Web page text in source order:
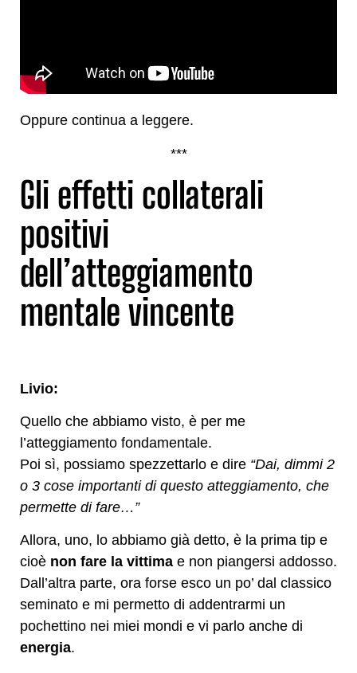
Oppure continua a leggere.
***
Gli effetti collaterali
positivi
dell’atteggiamento
mentale vincente
Livio:
Quello che abbiamo visto, è per me
l’atteggiamento fondamentale.
Poi sì, possiamo spezzettarlo e dire “Dai, dimmi 2
o 3 cose importanti di questo atteggiamento, che
permette di fare…”
Allora, uno, lo abbiamo già detto, è la prima tip e
cioè non fare la vittima e non piangersi addosso.
Dall’altra parte, ora forse esco un po’ dal classico
seminato e mi permetto di addentrarmi un
pochettino nei miei mondi e vi parlo anche di
energia.